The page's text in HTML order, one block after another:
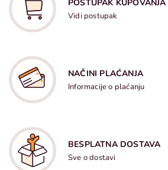
POSTUPAK KUPOVANJA
Vidi postupak
NAČINI PLAĆANJA
Informacije o plaćanju
BESPLATNA DOSTAVA
Sve o dostavi